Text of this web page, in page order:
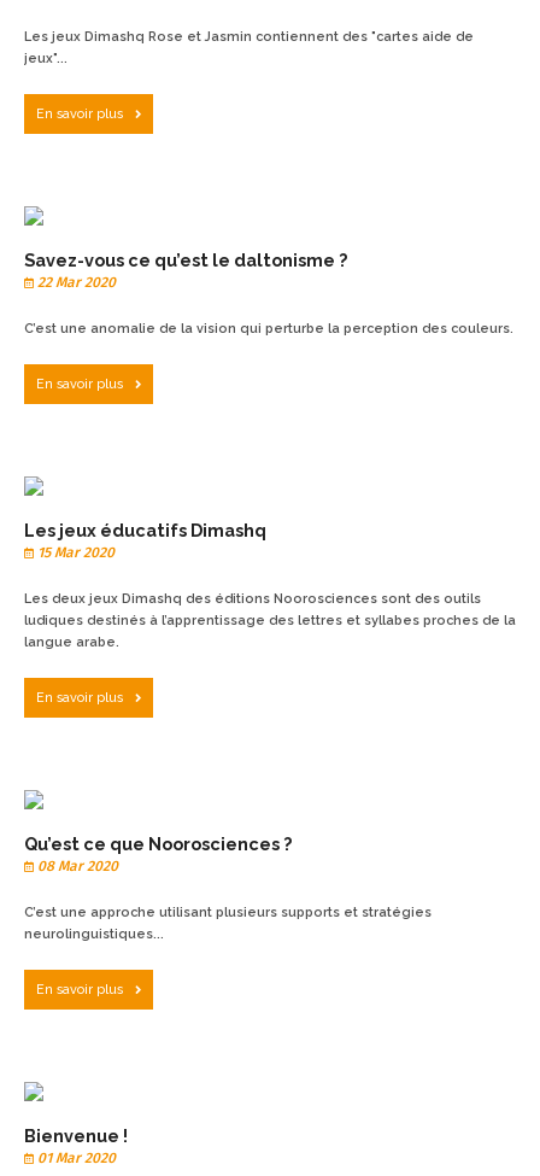
Les jeux Dimashq Rose et Jasmin contiennent des "cartes aide de
jeux"...
En savoir plus
Savez-vous ce qu’est le daltonisme ?
22 Mar 2020
C’est une anomalie de la vision qui perturbe la perception des couleurs.
En savoir plus
Les jeux éducatifs Dimashq
15 Mar 2020
Les deux jeux Dimashq des éditions Noorosciences sont des outils
ludiques destinés à l’apprentissage des lettres et syllabes proches de la
langue arabe.
En savoir plus
Qu’est ce que Noorosciences ?
08 Mar 2020
C’est une approche utilisant plusieurs supports et stratégies
neurolinguistiques...
En savoir plus
Bienvenue !
01 Mar 2020